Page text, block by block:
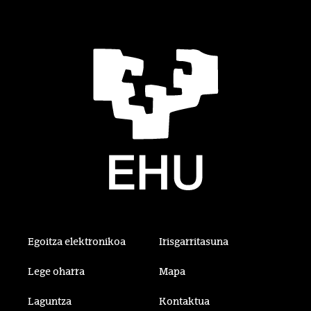
Egoitza elektronikoa Irisgarritasuna
Lege oharra Mapa
Laguntza Kontaktua